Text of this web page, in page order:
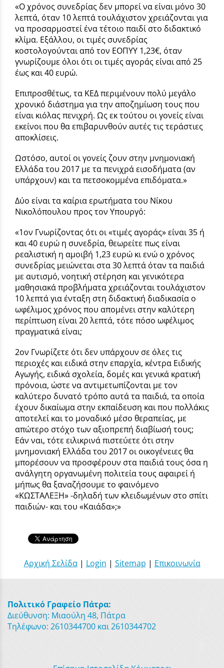
«Ο χρόνος συνεδρίας δεν μπορεί να είναι μόνο 30
λεπτά, όταν 10 λεπτά τουλάχιστον χρειάζονται για
να προσαρμοστεί ένα τέτοιο παιδί στο διδακτικό
κλίμα. Εξάλλου, οι τιμές συνεδρίας
κοστολογούνται από τον ΕΟΠΥΥ 1,23€, όταν
γνωρίζουμε όλοι ότι οι τιμές αγοράς είναι από 25
έως και 40 ευρώ.
Επιπροσθέτως, τα ΚΕΔ περιμένουν πολύ μεγάλο
χρονικό διάστημα για την αποζημίωση τους που
είναι κιόλας πενιχρή. Ως εκ τούτου οι γονείς είναι
εκείνοι που θα επιβαρυνθούν αυτές τις τεράστιες
αποκλίσεις.
Ωστόσο, αυτοί οι γονείς ζουν στην μνημονιακή
Ελλάδα του 2017 με τα πενιχρά εισοδήματα (αν
υπάρχουν) και τα πετσοκομμένα επιδόματα.»
Δύο είναι τα καίρια ερωτήματα του Νίκου
Νικολόπουλου προς τον Υπουργό:
«1ον Γνωρίζοντας ότι οι «τιμές αγοράς» είναι 35 ή
και 40 ευρώ η συνεδρία, θεωρείτε πως είναι
ρεαλιστική η αμοιβή 1,23 ευρώ κι ενώ ο χρόνος
συνεδρίας μειώνεται στα 30 λεπτά όταν τα παιδιά
με αυτισμό, νοητική στέρηση και γενικότερα
μαθησιακά προβλήματα χρειάζονται τουλάχιστον
10 λεπτά για ένταξη στη διδακτική διαδικασία ο
ωφέλιμος χρόνος που απομένει στην καλύτερη
περίπτωση είναι 20 λεπτά, τότε πόσο ωφέλιμος
πραγματικά είναι;
2ον Γνωρίζετε ότι δεν υπάρχουν σε όλες τις
περιοχές και ειδικά στην επαρχία, κέντρα Ειδικής
Αγωγής, ειδικά σχολεία, δομές και γενικά κρατική
πρόνοια, ώστε να αντιμετωπίζονται με τον
καλύτερο δυνατό τρόπο αυτά τα παιδιά, τα οποία
έχουν δικαίωμα στην εκπαίδευση και που πολλάκις
αποτελεί και το μοναδικό μέσο θεραπείας, με
απώτερο στόχο των αξιοπρεπή διαβίωσή τους;
Εάν ναι, τότε ειλικρινά πιστεύετε ότι στην
μνημονιακή Ελλάδα του 2017 οι οικογένειες θα
μπορέσουν να προσφέρουν στα παιδιά τους όσα η
ανάλγητη οργανωμένη πολιτεία τους αφαιρεί ή
μήπως θα ξαναζήσουμε το φαινόμενο
«ΚΩΣΤΑΛΕΞΗ» -δηλαδή των κλειδωμένων στο σπίτι
παιδιών- και του «Καιάδα»;»
Αρχική Σελίδα| Login | Sitemap | Επικοινωνία
Πολιτικό Γραφείο Πάτρα:
Διεύθυνση: Μιαούλη 48, Πάτρα
Τηλέφωνο: 2610344700 και 2610344702